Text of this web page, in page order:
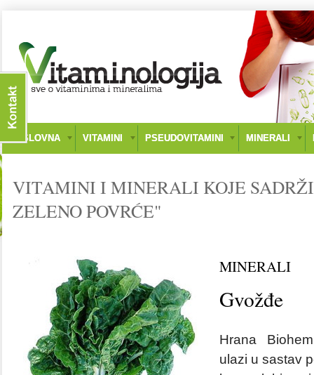
NASLOVNA VITAMINI PSEUDOVITAMINI MINERALI
VITAMINI I MINERALI KOJE
ZELENO POVRĆE"
MINERALI
Gvožđe
Hrana
ulazi u sastav